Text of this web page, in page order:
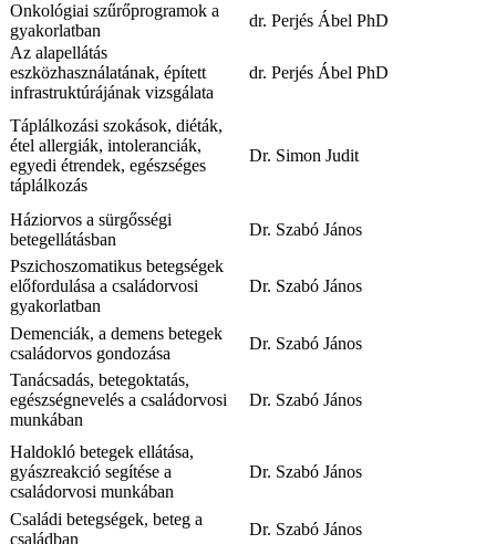
Onkológiai szűrőprogramok a
gyakorlatban
dr. Perjés Ábel PhD
Az alapellátás
eszközhasználatának, épített
infrastruktúrájának vizsgálata
dr. Perjés Ábel PhD
Táplálkozási szokások, diéták,
étel allergiák, intoleranciák,
egyedi étrendek, egészséges
táplálkozás
Dr. Simon Judit
Háziorvos a sürgősségi
betegellátásban
Dr. Szabó János
Pszichoszomatikus betegségek
előfordulása a családorvosi
gyakorlatban
Dr. Szabó János
Demenciák, a demens betegek
családorvos gondozása
Dr. Szabó János
Tanácsadás, betegoktatás,
egészségnevelés a családorvosi
munkában
Dr. Szabó János
Haldokló betegek ellátása,
gyászreakció segítése a
családorvosi munkában
Dr. Szabó János
Családi betegségek, beteg a
családban
Dr. Szabó János